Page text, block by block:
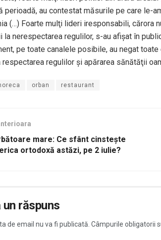
perioadă, au contestat măsurile pe care le-
(…) Foarte mulţi lideri iresponsabili, cărora
la nerespectarea regulilor, s-au afişat în
pe toate canalele posibile, au negat
respectarea regulilor şi apărarea sănătăţii
orban restaurant
mare: Ce sfânt cinsteşte
ortodoxă astăzi, pe 2 iulie?
un răspuns
de email nu va fi publicată. Câmpurile obligatorii